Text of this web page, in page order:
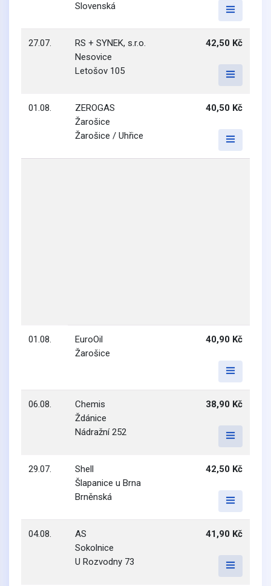
Slovenská
27.07.
RS + SYNEK, s.r.o.
Nesovice
Letošov 105
42,50 Kč
01.08.
ZEROGAS
Žarošice
Žarošice / Uhřice
40,50 Kč
01.08.
EuroOil
Žarošice
40,90 Kč
06.08.
Chemis
Ždánice
Nádražní 252
38,90 Kč
29.07.
Shell
Šlapanice u Brna
Brněnská
42,50 Kč
04.08.
AS
Sokolnice
U Rozvodny 73
41,90 Kč